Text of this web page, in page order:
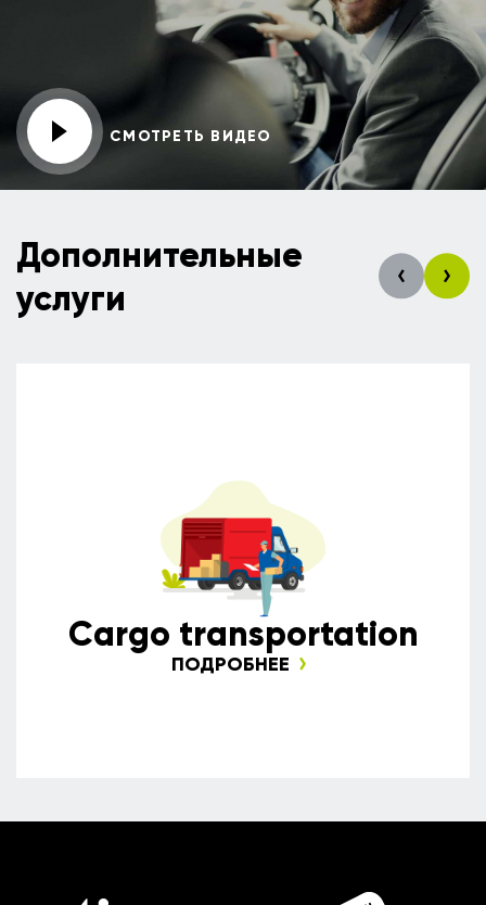
СМОТРЕТЬ ВИДЕО
Дополнительные
услуги
Сargo transportation
ПОДРОБНЕЕ